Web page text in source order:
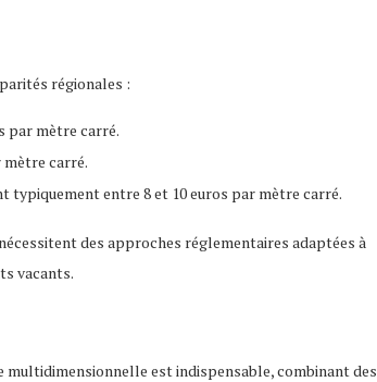
régionales :
par mètre carré.
carré.
typiquement entre 8 et 10 euros par mètre carré.
des approches réglementaires adaptées à
vacants.
est indispensable, combinant des